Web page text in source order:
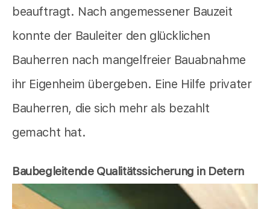
beauftragt. Nach angemessener Bauzeit
konnte der Bauleiter den glücklichen
Bauherren nach mangelfreier Bauabnahme
ihr Eigenheim übergeben. Eine Hilfe privater
Bauherren, die sich mehr als bezahlt
gemacht hat.
Baubegleitende Qualitätssicherung in Detern